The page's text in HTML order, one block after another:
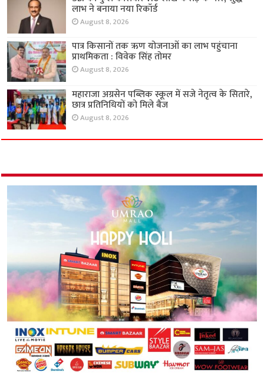
लाभ ने बनाया नया रिकॉर्ड
August 8, 2026
पात्र किसानों तक ऋण योजनाओं का लाभ पहुंचाना
प्राथमिकता : विवेक सिंह तोमर
August 8, 2026
महाराजा अग्रसेन पब्लिक स्कूल में सजे नेतृत्व के सितारे,
छात्र प्रतिनिधियों को मिले बैज
August 8, 2026